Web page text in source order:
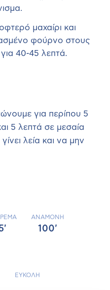
μαχαίρι και
φούρνο στους
40-45 λεπτά.
για περίπου 5
5 λεπτά σε μεσαία
λεία και να μην
ANAMONH
100'
ΕΥΚΟΛΗ